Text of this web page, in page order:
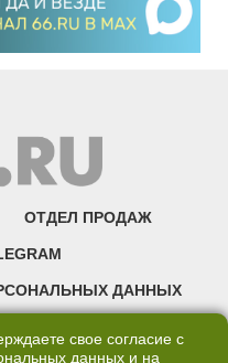
ОТДЕЛ ПРОДАЖ
ДАННЫХ
свое согласие с
данных и на